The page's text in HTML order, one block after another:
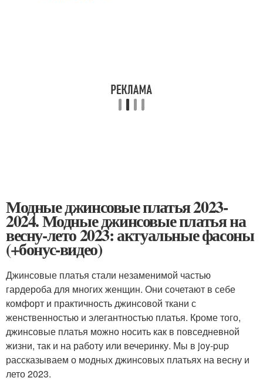
Модные джинсовые платья 2023-
2024. Модные джинсовые платья на
весну-лето 2023: актуальные фасоны
(+бонус-видео)
Джинсовые платья стали незаменимой частью
гардероба для многих женщин. Они сочетают в себе
комфорт и практичность джинсовой ткани с
женственностью и элегантностью платья. Кроме того,
джинсовые платья можно носить как в повседневной
жизни, так и на работу или вечеринку. Мы в joy-pup
рассказываем о модных джинсовых платьях на весну и
лето 2023.